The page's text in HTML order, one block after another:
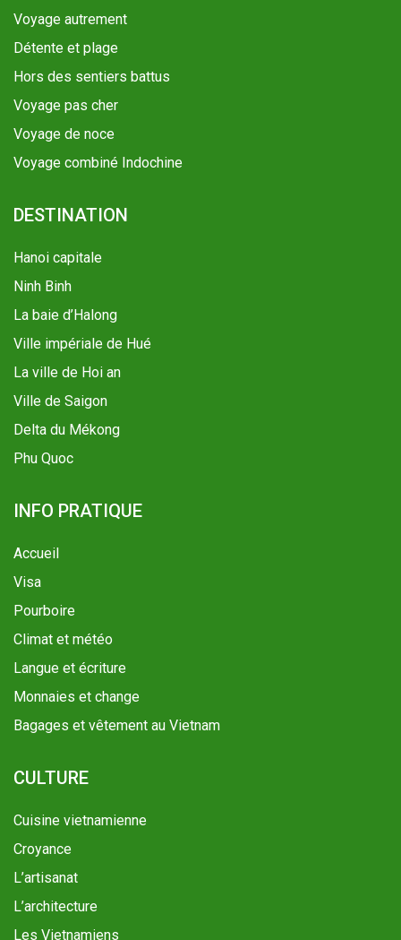
Voyage autrement
Détente et plage
Hors des sentiers battus
Voyage pas cher
Voyage de noce
Voyage combiné Indochine
DESTINATION
Hanoi capitale
Ninh Binh
La baie d’Halong
Ville impériale de Hué
La ville de Hoi an
Ville de Saigon
Delta du Mékong
Phu Quoc
INFO PRATIQUE
Accueil
Visa
Pourboire
Climat et météo
Langue et écriture
Monnaies et change
Bagages et vêtement au Vietnam
CULTURE
Cuisine vietnamienne
Croyance
L’artisanat
L’architecture
Les Vietnamiens